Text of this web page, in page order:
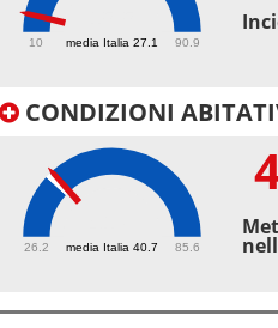
media Italia 27.1
10 90.9
CONDIZIONI
media Italia 40.7
26.2 85.6